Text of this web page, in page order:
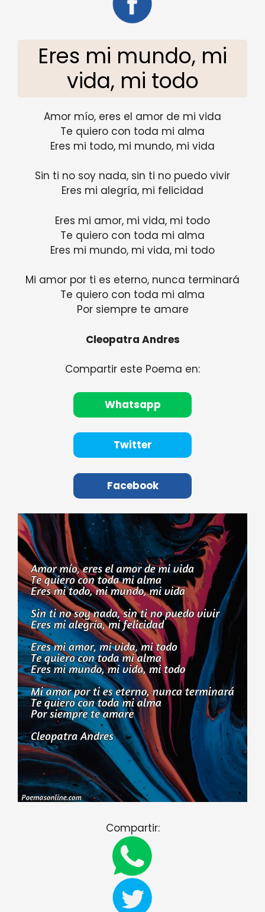
Eres mi mundo, mi
vida, mi todo
Amor mío, eres el amor de mi vida
Te quiero con toda mi alma
Eres mi todo, mi mundo, mi vida
Sin ti no soy nada, sin ti no puedo vivir
Eres mi alegría, mi felicidad
Eres mi amor, mi vida, mi todo
Te quiero con toda mi alma
Eres mi mundo, mi vida, mi todo
Mi amor por ti es eterno, nunca terminará
Te quiero con toda mi alma
Por siempre te amare
Cleopatra Andres
Compartir este Poema en:
Whatsapp
Twitter
Facebook
Compartir: